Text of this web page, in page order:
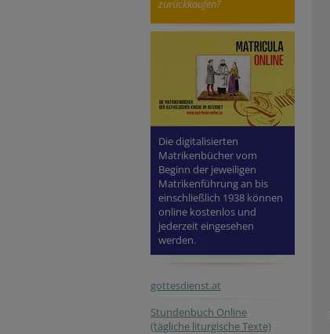
zurückkaufen?
Die digitalisierten
Matrikenbücher vom
Beginn der jeweiligen
Matrikenführung an bis
einschließlich 1938 können
online kostenlos und
jederzeit eingesehen
werden.
gottesdienst.at
Stundenbuch Online
(tägliche liturgische Texte)